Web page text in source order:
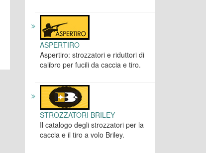
ASPERTIRO
Aspertiro: strozzatori e riduttori di
calibro per fucili da caccia e tiro.
STROZZATORI BRILEY
Il catalogo degli strozzatori per la
caccia e il tiro a volo Briley.